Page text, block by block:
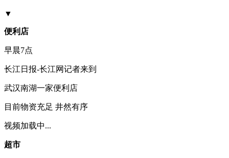
▼
便利店
早晨7点
长江日报-长江网记者来到
武汉南湖一家便利店
目前物资充足 井然有序
视频加载中...
超市